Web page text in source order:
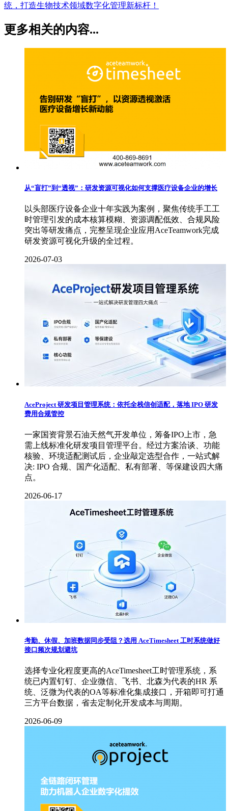
统，打造生物技术领域数字化管理新标杆！
更多相关的内容...
从“盲打”到“透视”：研发资源可视化如何支撑医疗设备企业的增长
以头部医疗设备企业十年实践为案例，聚焦传统手工工
时管理引发的成本核算模糊、资源调配低效、合规风险
突出等研发痛点，完整呈现企业应用AceTeamwork完成
研发资源可视化升级的全过程。
2026-07-03
AceProject 研发项目管理系统：依托全栈信创适配，落地 IPO 研发
费用合规管控
一家国资背景石油天然气开发单位，筹备IPO上市，急
需上线标准化研发项目管理平台。经过方案洽谈、功能
核验、环境适配测试后，企业敲定选型合作，一站式解
决: IPO 合规、国产化适配、私有部署、等保建设四大痛
点。
2026-06-17
考勤、休假、加班数据同步受阻？选用 AceTimesheet 工时系统做好
接口频次规划避坑
选择专业化程度更高的AceTimesheet工时管理系统，系
统已内置钉钉、企业微信、飞书、北森为代表的HR 系
统、泛微为代表的OA等标准化集成接口，开箱即可打通
三方平台数据，省去定制化开发成本与周期。
2026-06-09